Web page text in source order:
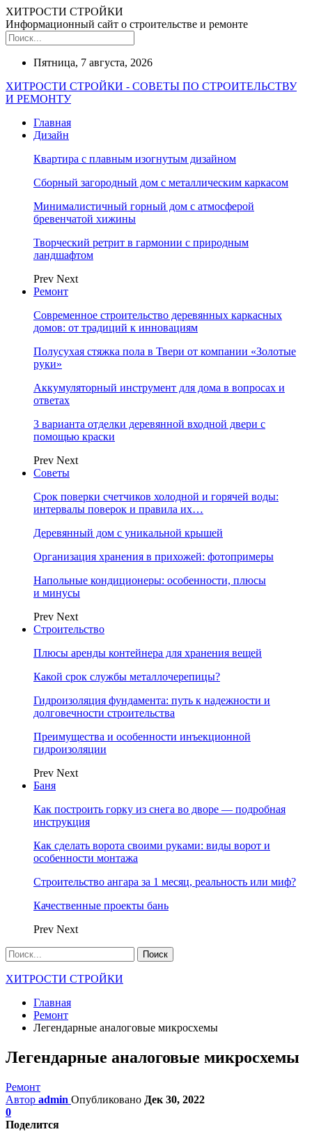
ХИТРОСТИ СТРОЙКИ
Информационный сайт о строительстве и ремонте
Пятница, 7 августа, 2026
ХИТРОСТИ СТРОЙКИ - СОВЕТЫ ПО СТРОИТЕЛЬСТВУ
И РЕМОНТУ
Главная
Дизайн
Квартира с плавным изогнутым дизайном
Сборный загородный дом с металлическим каркасом
Минималистичный горный дом с атмосферой
бревенчатой хижины
Творческий ретрит в гармонии с природным
ландшафтом
Prev Next
Ремонт
Современное строительство деревянных каркасных
домов: от традиций к инновациям
Полусухая стяжка пола в Твери от компании «Золотые
руки»
Аккумуляторный инструмент для дома в вопросах и
ответах
3 варианта отделки деревянной входной двери с
помощью краски
Prev Next
Советы
Срок поверки счетчиков холодной и горячей воды:
интервалы поверок и правила их…
Деревянный дом с уникальной крышей
Организация хранения в прихожей: фотопримеры
Напольные кондиционеры: особенности, плюсы
и минусы
Prev Next
Строительство
Плюсы аренды контейнера для хранения вещей
Какой срок службы металлочерепицы?
Гидроизоляция фундамента: путь к надежности и
долговечности строительства
Преимущества и особенности инъекционной
гидроизоляции
Prev Next
Баня
Как построить горку из снега во дворе — подробная
инструкция
Как сделать ворота своими руками: виды ворот и
особенности монтажа
Строительство ангара за 1 месяц, реальность или миф?
Качественные проекты бань
Prev Next
ХИТРОСТИ СТРОЙКИ
Главная
Ремонт
Легендарные аналоговые микросхемы
Легендарные аналоговые микросхемы
Ремонт
Автор admin Опубликовано Дек 30, 2022
0
Поделится